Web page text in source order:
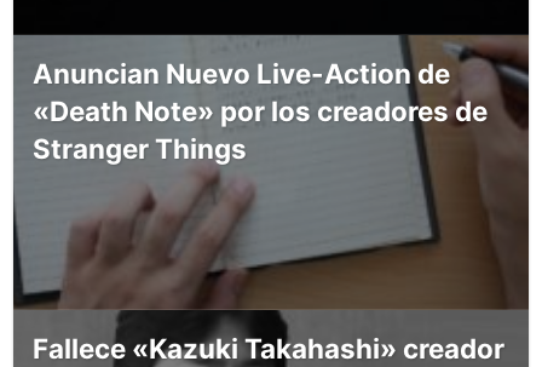
Anuncian Nuevo Live-Action de
«Death Note» por los creadores de
Stranger Things
Fallece «Kazuki Takahashi» creador